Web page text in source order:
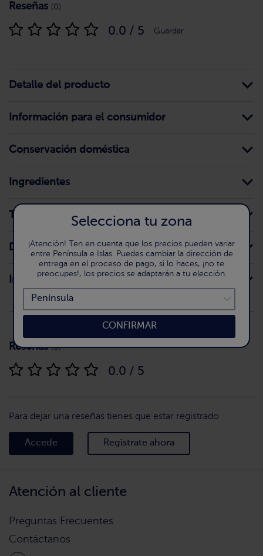
Reseñas (0)
0.0 / 5 Guardar
Detalle del producto
Información para el consumidor
Conservación doméstica
Ingredientes
Trazas
Declaración nutricional
Intolerancias
Reseñas(0)
0.0 / 5
Para dejar una reseñas tienes que estar registrado
Accede Regìstrate ahora
Atención al cliente
Preguntas Frecuentes
Contáctanos
Selecciona tu zona
¡Atención! Ten en cuenta que los precios pueden variar
entre Península e Islas. Puedes cambiar la dirección de
entrega en el proceso de pago, si lo haces, ¡no te
preocupes!, los precios se adaptarán a tu elección.
CONFIRMAR